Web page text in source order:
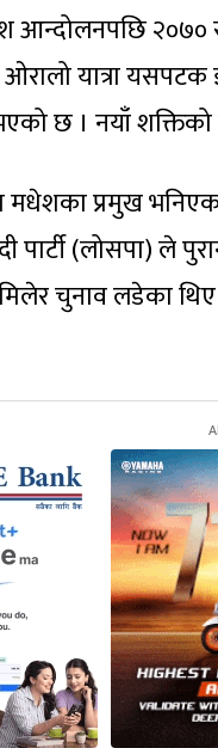
आन्दोलनपछि २०७०
यात्रा यसपटक
छ । नयाँ
प्रमुख
पार्टी (लोसपा) ले
चुनाव लडेका